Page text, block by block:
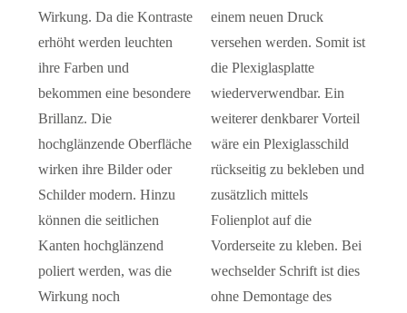
Wirkung. Da die Kontraste
erhöht werden leuchten
ihre Farben und
bekommen eine besondere
Brillanz. Die
hochglänzende Oberfläche
wirken ihre Bilder oder
Schilder modern. Hinzu
können die seitlichen
Kanten hochglänzend
poliert werden, was die
Wirkung noch
einem neuen Druck
versehen werden. Somit ist
die Plexiglasplatte
wiederverwendbar. Ein
weiterer denkbarer Vorteil
wäre ein Plexiglasschild
rückseitig zu bekleben und
zusätzlich mittels
Folienplot auf die
Vorderseite zu kleben. Bei
wechselder Schrift ist dies
ohne Demontage des